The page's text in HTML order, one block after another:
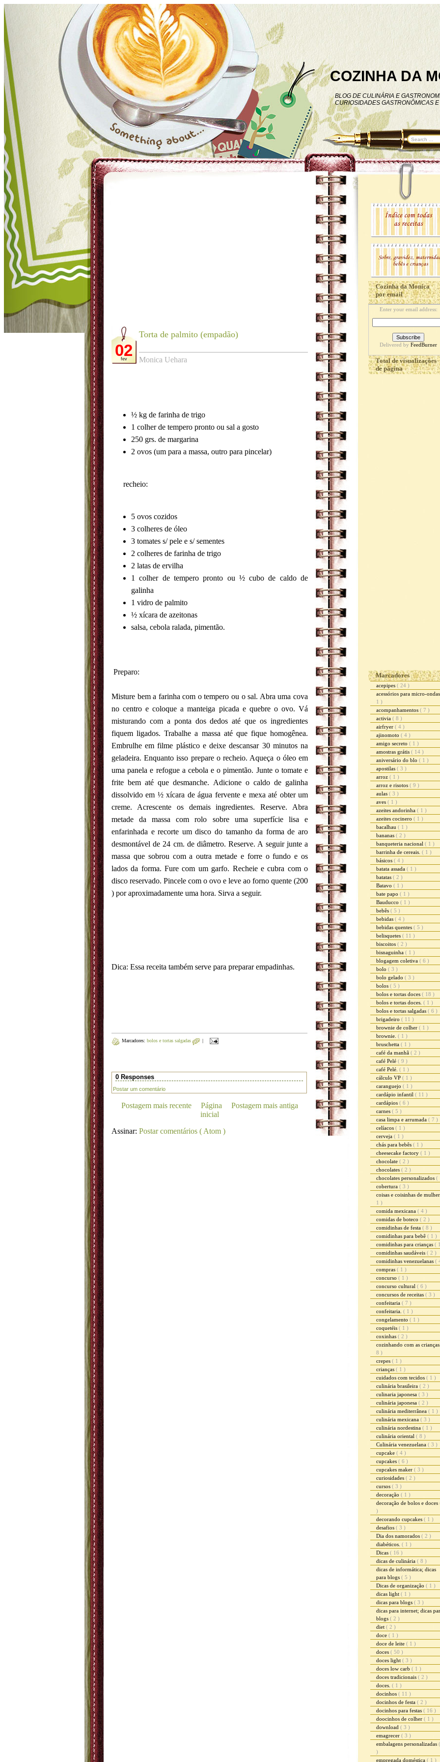
COZINHA DA
BLOG DE CULINÁRIA E
CURIOSIDADES GASTRONÔMICAS
02
fev
Torta de palmito (empadão)
Monica Uehara
½ kg de farinha de trigo
1 colher de tempero pronto ou sal a gosto
250 grs. de margarina
2 ovos (um para a massa, outro para pincelar)
recheio:
5 ovos cozidos
3 colheres de óleo
3 tomates s/ pele e s/ sementes
2 colheres de farinha de trigo
2 latas de ervilha
1 colher de tempero pronto ou ½ cubo de caldo de
galinha
1 vidro de palmito
½ xícara de azeitonas
salsa, cebola ralada, pimentão.
Preparo:
Misture bem a farinha com o tempero ou o sal. Abra uma cova
no centro e coloque a manteiga picada e quebre o ovo. Vá
misturando com a ponta dos dedos até que os ingredientes
fiquem ligados. Trabalhe a massa até que fique homogênea.
Embrulhe em filme plástico e deixe descansar 30 minutos na
geladeira. Enquanto isso prepare o recheio. Aqueça o óleo em
uma panela e refogue a cebola e o pimentão. Junte o tomate e
frite bem até que desmanche. Adicione o caldo de galinha
dissolvido em ½ xícara de água fervente e mexa até obter um
creme. Acrescente os demais ingredientes. Reserve. Abra
metade da massa com rolo sobre uma superfície lisa e
enfarinhada e recorte um disco do tamanho da forma de aro
desmontável de 24 cm. de diâmetro. Reserve. A seguir junte a
massa que sobrou com a outra metade e forre o fundo e os
lados da forma. Fure com um garfo. Recheie e cubra com o
disco reservado. Pincele com o ovo e leve ao forno quente (200
) por aproximadamente uma hora. Sirva a seguir.
Dica: Essa receita também serve para preparar empadinhas.
Marcadores: bolos e tortas salgadas |
0 Responses
Postar um comentário
Postagem mais recente Postagem mais antiga
Página
inicial
Assinar: Postar comentários ( Atom )
Cozinha da Monica
por email
Enter your email address:
Delivered by FeedBurner
Total de visualizações
de página
Marcadores
acepipes ( 24 )
acessórios para micro-
1 )
acompanhamentos ( 7 )
activia ( 8 )
airfryer ( 4 )
ajinomoto ( 4 )
amigo secreto ( 1 )
amostras grátis ( 14 )
aniversário do blo ( 1 )
apostilas ( 3 )
arroz ( 1 )
arroz e risotos ( 9 )
aulas ( 3 )
aves ( 1 )
azeites andorinha ( 1 )
azeites cocinero ( 1 )
bacalhau ( 1 )
bananas ( 2 )
banqueteria nacional ( 1 )
barrinha de cereais. ( 1 )
básicos ( 4 )
batata assada ( 1 )
batatas ( 2 )
Batavo ( 1 )
bate papo ( 1 )
Bauducco ( 1 )
bebês ( 5 )
bebidas ( 4 )
bebidas quentes ( 5 )
belisquetes ( 11 )
biscoitos ( 2 )
bisnaguinha ( 1 )
blogagem coletiva ( 6 )
bolo ( 3 )
bolo gelado ( 3 )
bolos ( 5 )
bolos e tortas doces ( 18 )
bolos e tortas doces. ( 1 )
bolos e tortas salgadas ( 6 )
brigadeiro ( 11 )
brownie de colher ( 1 )
brownie. ( 1 )
bruschetta ( 1 )
café da manhã ( 2 )
café Pelé ( 9 )
café Pelé. ( 1 )
cálculo VP ( 1 )
caranguejo ( 1 )
cardápio infantil ( 11 )
cardápios ( 6 )
carnes ( 5 )
casa limpa e arrumada ( 7 )
celíacos ( 1 )
cerveja ( 1 )
chás para bebês ( 1 )
cheesecake factory ( 1 )
chocolate ( 2 )
chocolates ( 2 )
chocolates personalizados (
cobertura ( 3 )
coisas e coisinhas de
1 )
comida mexicana ( 4 )
comidas de boteco ( 2 )
comidinhas de festa ( 8 )
comidinhas para bebê ( 1 )
comidinhas para crianças (
comidinhas saudáveis ( 2 )
comidinhas venezuelanas (
compras ( 1 )
concurso ( 1 )
concurso cultural ( 6 )
concursos de receitas ( 3 )
confeitaria ( 7 )
confeitaria. ( 1 )
congelamento ( 1 )
coquetéis ( 1 )
coxinhas ( 2 )
cozinhando com as
8 )
crepes ( 1 )
crianças ( 1 )
cuidados com tecidos ( 1 )
culinária brasileira ( 2 )
culinaria japonesa ( 3 )
culinária japonesa ( 2 )
culinária mediterrânea ( 1 )
culinária mexicana ( 3 )
culinária nordestina ( 1 )
culinária oriental ( 8 )
Culinária venezuelana ( 3 )
cupcake ( 4 )
cupcakes ( 6 )
cupcakes maker ( 3 )
curiosidades ( 2 )
cursos ( 3 )
decoração ( 1 )
decoração de bolos e doces
)
decorando cupcakes ( 1 )
desafios ( 3 )
Dia dos namorados ( 2 )
diabéticos. ( 1 )
Dicas ( 16 )
dicas de culinária ( 8 )
dicas de informática; dicas
para blogs ( 5 )
Dicas de organização ( 1 )
dicas light ( 1 )
dicas para blogs ( 3 )
dicas para internet; dicas
blogs ( 2 )
diet ( 2 )
doce ( 1 )
doce de leite ( 1 )
doces ( 50 )
doces light ( 3 )
doces low carb ( 1 )
doces tradicionais ( 2 )
doces. ( 1 )
docinhos ( 11 )
docinhos de festa ( 2 )
docinhos para festas ( 16 )
doocinhos de colher ( 1 )
download ( 3 )
emagrecer ( 3 )
embalagens personalizadas
)
empregada doméstica ( 1 )